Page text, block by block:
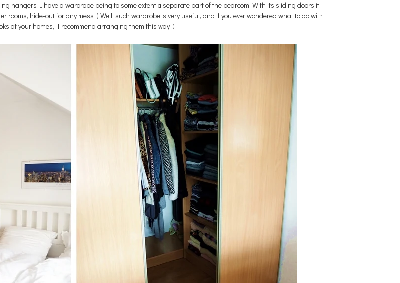
hangers I have a wardrobe being to some extent a separate part of the bedroom. With its sliding doors it
rooms, hide-out for any mess :) Well, such wardrobe is very useful, and if you ever wondered what to do with
at your homes, I recommend arranging them this way :)